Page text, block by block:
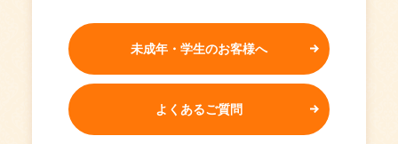
未成年・学生のお客様へ
よくあるご質問